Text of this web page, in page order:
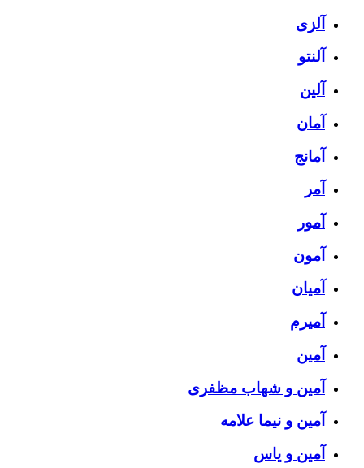
آلزی
آلنتو
آلین
آمان
آمانج
آمر
آمور
آمون
آمیان
آمیرم
آمین
آمین و شهاب مظفری
آمین و نیما علامه
آمین و یاس